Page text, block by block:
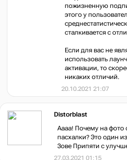
пожизненную
этого у
сталкивается с
Если для вас не
использовать
активации, то
никаких отличий.
20.10.2021 21:07
Distorblast
Аааа! Почему на фото
пасхалки? Это один
Зове Припяти с
27.03.2021 01:15